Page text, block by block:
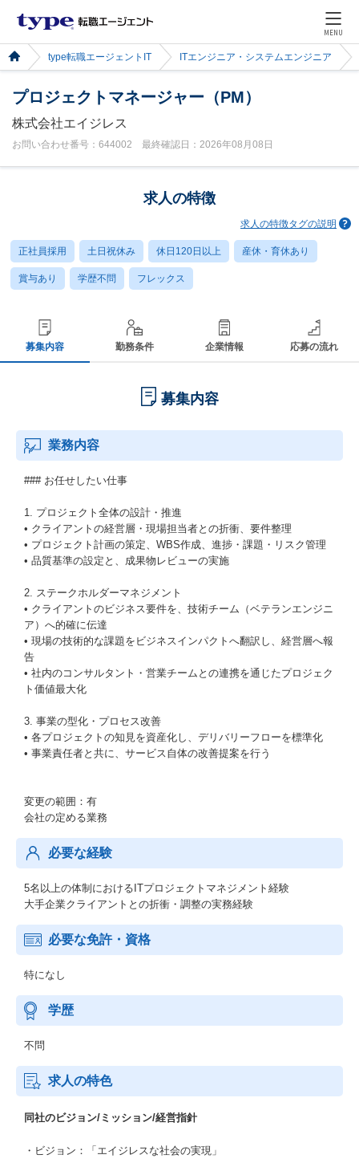
MENU
type転職エージェントIT ITエンジニア・システムエンジニア
プロジェクトマネージャー（PM）
株式会社エイジレス
お問い合わせ番号：644002 最終確認日：2026年08月08日
求人の特徴
求人の特徴タグの説明
正社員採用 土日祝休み 休日120日以上 産休・育休あり
賞与あり 学歴不問 フレックス
募集内容 勤務条件 企業情報 応募の流れ
募集内容
業務内容
### お任せしたい仕事
1. プロジェクト全体の設計・推進
• クライアントの経営層・現場担当者との折衝、要件整理
• プロジェクト計画の策定、WBS作成、進捗・課題・リスク管理
• 品質基準の設定と、成果物レビューの実施
2. ステークホルダーマネジメント
• クライアントのビジネス要件を、技術チーム（ベテランエンジニ
ア）へ的確に伝達
• 現場の技術的な課題をビジネスインパクトへ翻訳し、経営層へ報
告
• 社内のコンサルタント・営業チームとの連携を通じたプロジェク
ト価値最大化
3. 事業の型化・プロセス改善
• 各プロジェクトの知見を資産化し、デリバリーフローを標準化
• 事業責任者と共に、サービス自体の改善提案を行う
変更の範囲：有
会社の定める業務
必要な経験
5名以上の体制におけるITプロジェクトマネジメント経験
大手企業クライアントとの折衝・調整の実務経験
必要な免許・資格
特になし
学歴
不問
求人の特色
同社のビジョン/ミッション/経営指針
・ビジョン：「エイジレスな社会の実現」